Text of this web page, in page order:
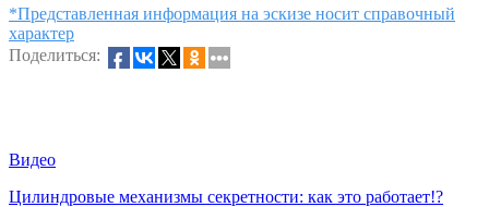
*Представленная информация на эскизе носит справочный
характер
Поделиться:
Видео
Цилиндровые механизмы секретности: как это работает!?